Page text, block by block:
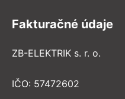
Fakturačné údaje
ZB-ELEKTRIK s. r. o.
IČO: 57472602